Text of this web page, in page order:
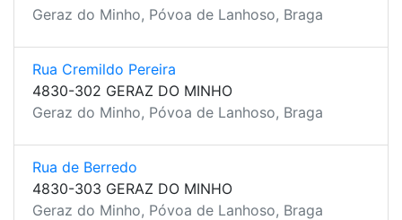
Geraz do Minho, Póvoa de Lanhoso, Braga
Rua Cremildo Pereira
4830-302 GERAZ DO MINHO
Geraz do Minho, Póvoa de Lanhoso, Braga
Rua de Berredo
4830-303 GERAZ DO MINHO
Geraz do Minho, Póvoa de Lanhoso, Braga